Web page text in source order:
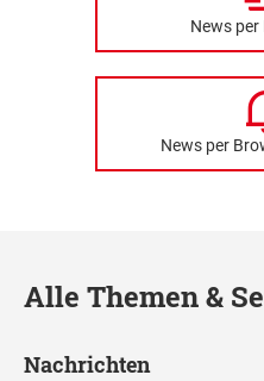
News
News per
Alle Themen &
Nachrichten